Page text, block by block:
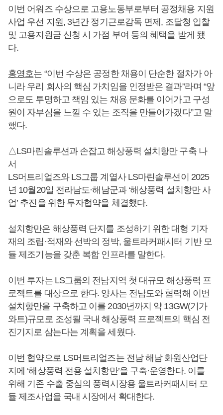
이번 어워즈 수상으로 고용노동부로부터 공정채용 지원
사업 우선 지원, 3년간 정기근로감독 면제, 조달청 입찰
및 고용지원금 신청 시 가점 부여 등의 혜택을 받게 됐
다.
홍영호는 “이번 수상은 공정한 채용이 단순한 절차가 아
니라 우리 회사의 핵심 가치임을 인정받은 결과”라며 “앞
으로도 투명하고 책임 있는 채용 문화를 이어가고 구성
원이 자부심을 느낄 수 있는 조직을 만들어가겠다”고 말
했다.
△LS마린솔루션과 손잡고 해상풍력 설치항만 구축 나
서
LS머트리얼즈와 LS그룹 계열사 LS마린솔루션이 2025
년 10월20일 전라남도·해남군과 ‘해상풍력 설치항만 사
업’ 추진을 위한 투자협약을 체결했다.
설치항만은 해상풍력 단지를 조성하기 위한 대형 기자
재의 조립·적재와 선박의 정박, 울트라커패시터 기반 모
듈 제조기능을 갖춘 복합 인프라를 말한다.
이번 투자는 LS그룹의 전남지역 첫 대규모 해상풍력 프
로젝트를 대상으로 한다. 양사는 전남도와 협력해 이번
설치항만을 구축하고 이를 2030년까지 약 13GW(기가
와트)규모로 조성될 국내 해상풍력 프로젝트의 핵심 전
진기지로 삼는다는 계획을 세웠다.
이번 협약으로 LS머트리얼즈는 전남 해남 화원산업단
지에 ‘해상풍력 전용 설치항만’을 구축·운영한다. 이를
위해 기존 수출 중심의 풍력시장용 울트라커패시터 모
듈 제조사업을 국내 시장에서 확대한다.